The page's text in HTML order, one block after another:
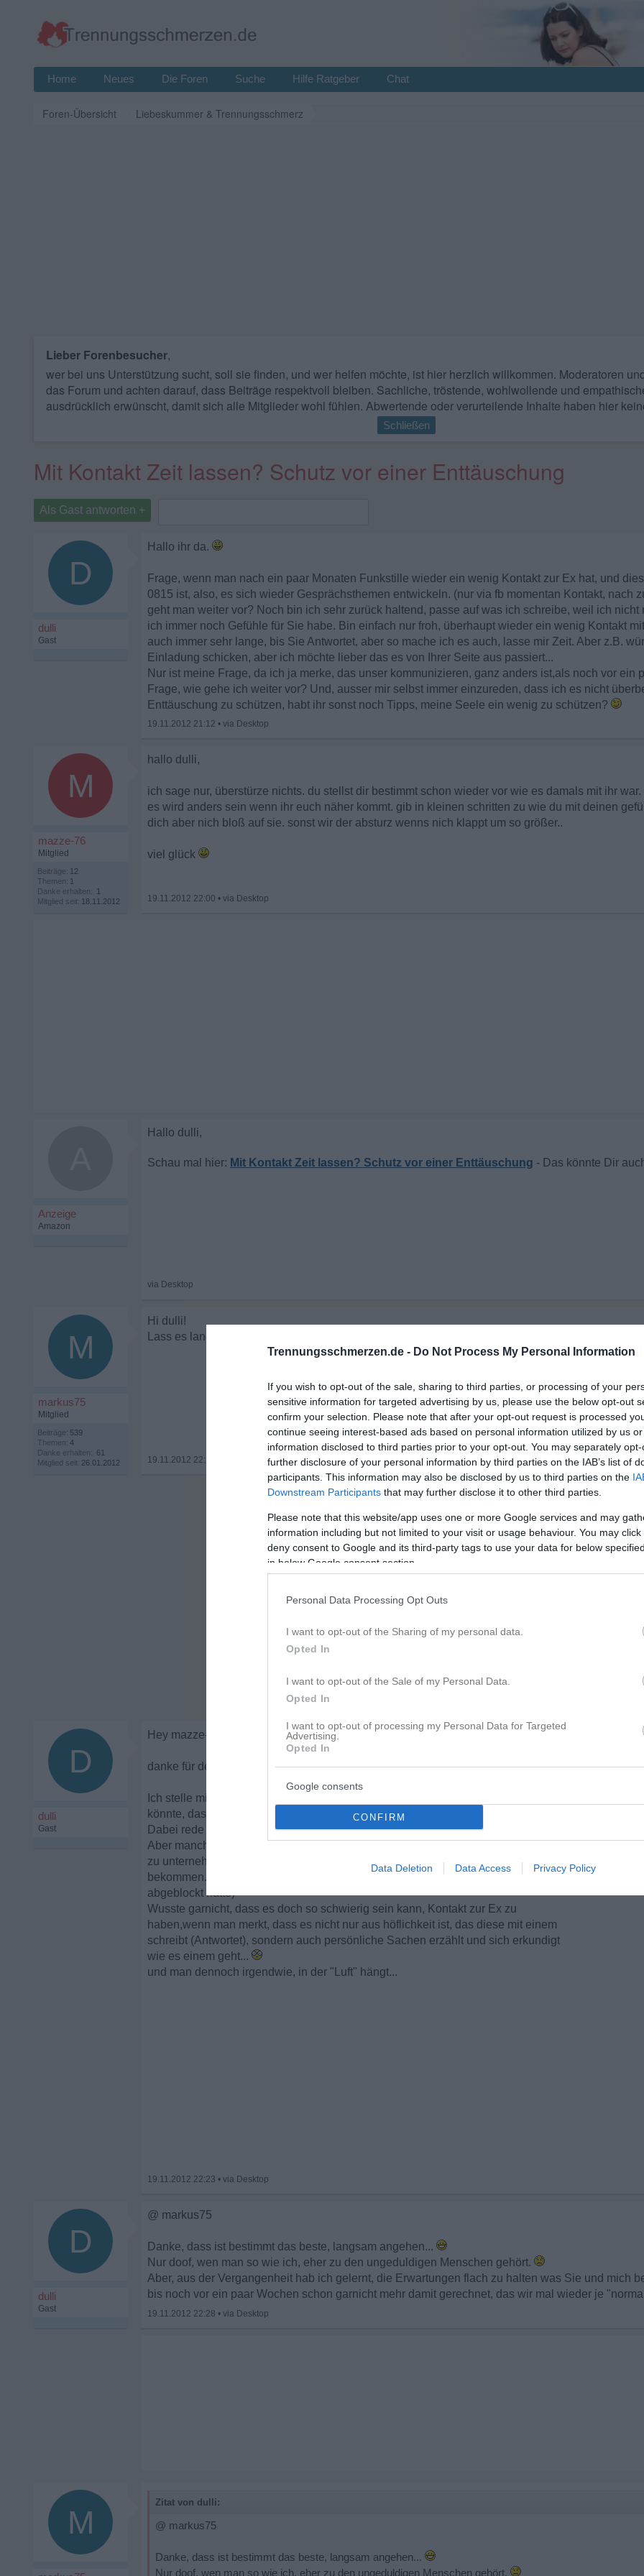
Trennungsschmerzen.de - Do Not Process My Personal Information
If you wish to opt-out of the sale, sharing to third parties, or processing of your
sensitive information for targeted advertising by us, please use the below opt-out
confirm your selection. Please note that after your opt-out request is processed
continue seeing interest-based ads based on personal information utilized by us
information disclosed to third parties prior to your opt-out. You may separately
further disclosure of your personal information by third parties on the IAB’s list of
participants. This information may also be disclosed by us to third parties on the
Downstream Participants that may further disclose it to other third parties.
Please note that this website/app uses one or more Google services and may
information including but not limited to your visit or usage behaviour. You may
deny consent to Google and its third-party tags to use your data for below
in below Google consent section.
Personal Data Processing Opt Outs
I want to opt-out of the Sharing of my personal data.
Opted In
I want to opt-out of the Sale of my Personal Data.
Opted In
I want to opt-out of processing my Personal Data for Targeted
Advertising.
Opted In
Google consents
CONFIRM
Data Deletion Data Access Privacy Policy
Home Neues Die Foren Suche Hilfe Ratgeber Chat
Foren-Übersicht Liebeskummer & Trennungsschmerz
Lieber Forenbesucher,
wer bei uns Unterstützung sucht, soll sie finden, und wer helfen möchte, ist hier herzlich willkommen. Moderatoren
das Forum und achten darauf, dass Beiträge respektvoll bleiben. Sachliche, tröstende, wohlwollende und
ausdrücklich erwünscht, damit sich alle Mitglieder wohl fühlen. Abwertende oder verurteilende Inhalte haben hier
Schließen
Mit Kontakt Zeit lassen? Schutz vor einer Enttäuschung
Als Gast antworten +
D
dulli
Gast
Hallo ihr da.
Frage, wenn man nach ein paar Monaten Funkstille wieder ein wenig Kontakt zur Ex hat, und
0815 ist, also, es sich wieder Gesprächsthemen entwickeln. (nur via fb momentan Kontakt, nach
geht man weiter vor? Noch bin ich sehr zurück haltend, passe auf was ich schreibe, weil ich nicht
ich immer noch Gefühle für Sie habe. Bin einfach nur froh, überhaupt wieder ein wenig Kontakt
auch immer sehr lange, bis Sie Antwortet, aber so mache ich es auch, lasse mir Zeit. Aber z.B.
Einladung schicken, aber ich möchte lieber das es von Ihrer Seite aus passiert...
Nur ist meine Frage, da ich ja merke, das unser kommunizieren, ganz anders ist,als noch vor ein
Frage, wie gehe ich weiter vor? Und, ausser mir selbst immer einzureden, dass ich es nicht
Enttäuschung zu schützen, habt ihr sonst noch Tipps, meine Seele ein wenig zu schützen?
19.11.2012 21:12 •
M
mazze-76
Mitglied
Beiträge: 12
Themen: 1
Danke erhalten: 1
Mitglied seit: 18.11.2012
hallo dulli,
ich sage nur, überstürze nichts. du stellst dir bestimmt schon wieder vor wie es damals mit ihr
es wird anders sein wenn ihr euch näher kommt. gib in kleinen schritten zu wie du mit deinen
dich aber nich bloß auf sie. sonst wir der absturz wenns nich klappt um so größer..
viel glück
19.11.2012 22:00 •
Mit Kontakt Zeit lassen? Schutz vor einer Enttäuschung
M
markus75
Mitglied
Beiträge: 539
Themen: 4
Danke erhalten: 61
Mitglied seit: 26.01.2012
Hi dulli!
Lass es langsam angehen und sehe wo es hin führt. Viel Erfolg
19.11.2012 22:15
D
dulli
Gast
Hey mazze-76,
danke für deine schnelle Antwort.
Ich stelle mir nicht vor, wie es damals war, sondern wie es vielleicht wieder werden
könnte, dass ist viel schlimmer.
Dabei rede ich mir immer wieder ein, einen Schritt nach dem anderen zu machen...
Aber manchmal würde ich so gerne fragen, ob Sie nicht einfach mal lust hätte was
zu unternehmen, aber dann lasse ich es wieder, aus Angst wieder eine Abfuhr zu
bekommen... (da ich damals immer wieder eine bekommen habe, bzw. Sie wieder
abgeblockt hatte)
Wusste garnicht, dass es doch so schwierig sein kann, Kontakt zur Ex zu
haben,wenn man merkt, dass es nicht nur aus höflichkeit ist, das diese mit einem
schreibt (Antwortet), sondern auch persönliche Sachen erzählt und sich erkundigt
wie es einem geht...
und man dennoch irgendwie, in der "Luft" hängt...
19.11.2012 22:23 •
D
dulli
Gast
@ markus75
Danke, dass ist bestimmt das beste, langsam angehen...
Nur doof, wen man so wie ich, eher zu den ungeduldigen Menschen gehört.
Aber, aus der Vergangenheit hab ich gelernt, die Erwartungen flach zu halten was Sie und mich
bis noch vor ein paar Wochen schon garnicht mehr damit gerechnet, das wir mal wieder je
19.11.2012 22:28 •
M
Zitat von dulli:
@ markus75
Danke, dass ist bestimmt das beste, langsam angehen...
Nur doof, wen man so wie ich, eher zu den ungeduldigen Menschen gehört.